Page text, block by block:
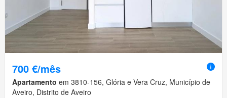
700 €/mês
Apartamento em 3810-156, Glória e Vera Cruz, Município de
Aveiro, Distrito de Aveiro